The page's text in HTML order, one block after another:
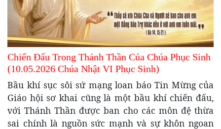
Chiến Đấu Trong Thánh Thần Của Chúa Phục Sinh
(10.05.2026 Chúa Nhật VI Phục Sinh)
Bầu khí sục sôi sứ mạng loan báo Tin Mừng của
Giáo hội sơ khai cũng là một bầu khí chiến đấu,
với Thánh Thần được ban cho các môn đệ thừa
sai chính là nguồn sức mạnh và sự khôn ngoan